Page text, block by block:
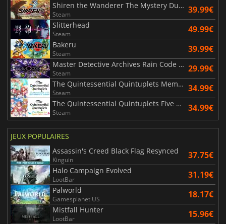
Shiren the Wanderer The Mystery Dungeon of Serpentcoil Island
Steam 39.99€
Slitterhead
Steam 49.99€
Bakeru
Steam 39.99€
Master Detective Archives Rain Code Plus
Steam 29.99€
The Quintessential Quintuplets Memories of a Quintessential Summer
Steam 34.99€
The Quintessential Quintuplets Five Memories Spent With You
Steam 34.99€
JEUX POPULAIRES
Assassin's Creed Black Flag Resynced
Kinguin 37.75€
Halo Campaign Evolved
LootBar 31.19€
Palworld
Gamesplanet US 18.17€
Mistfall Hunter
LootBar 15.96€